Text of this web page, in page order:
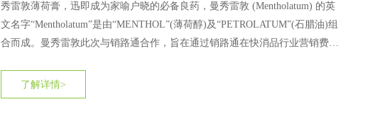
秀雷敦薄荷膏，迅即成为家喻户晓的必备良药，曼秀雷敦 (Mentholatum) 的英
文名字“Mentholatum”是由“MENTHOL”(薄荷醇)及“PETROLATUM”(石腊油)组
合而成。曼秀雷敦此次与销路通合作，旨在通过销路通在快消品行业营销费用
了解详情>